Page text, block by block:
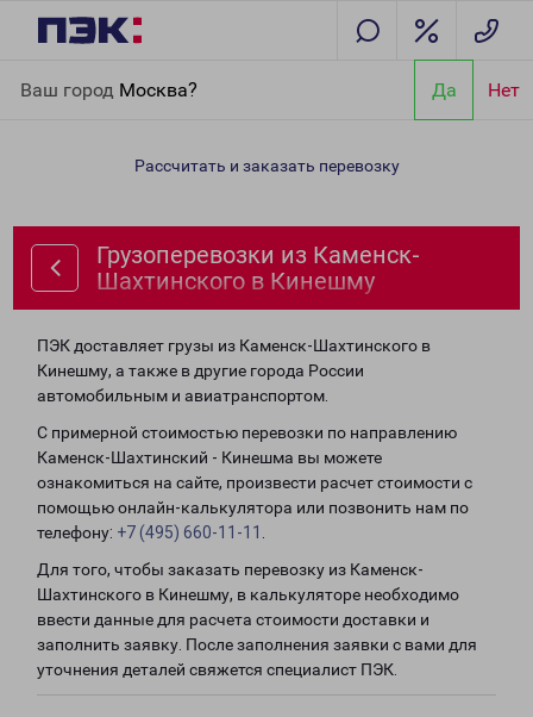
Ваш город Москва? Да Нет
Шахтинского в Кинешму
Рассчитать и заказать перевозку
Грузоперевозки из Каменск-
Шахтинского в Кинешму
ПЭК доставляет грузы из Каменск-Шахтинского в
Кинешму, а также в другие города России
автомобильным и авиатранспортом.
С примерной стоимостью перевозки по направлению
Каменск-Шахтинский - Кинешма вы можете
ознакомиться на сайте, произвести расчет стоимости с
помощью онлайн-калькулятора или позвонить нам по
телефону: +7 (495) 660-11-11
Для того, чтобы заказать перевозку из Каменск-
Шахтинского в Кинешму, в калькуляторе необходимо
ввести данные для расчета стоимости доставки и
заполнить заявку. После заполнения заявки с вами для
уточнения деталей свяжется специалист ПЭК.